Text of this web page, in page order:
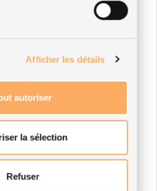
Afficher les détails
autoriser
la sélection
Refuser